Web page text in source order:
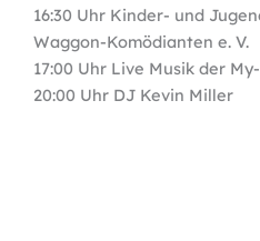
16:30 Uhr Kinder- und
Waggon-Komödianten e. V.
17:00 Uhr Live Musik der
20:00 Uhr DJ Kevin Miller